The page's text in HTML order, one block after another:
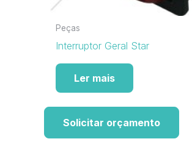
Peças
Interruptor Geral Star
Ler mais
Solicitar orçamento